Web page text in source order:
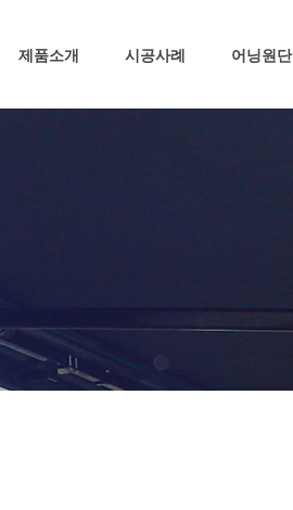
제품소개 시공사례 어닝원단